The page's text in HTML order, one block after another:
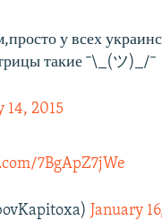
у всех
такие ¯\_(ツ)_/¯
14, 2015
7BgApZ7jWe
January